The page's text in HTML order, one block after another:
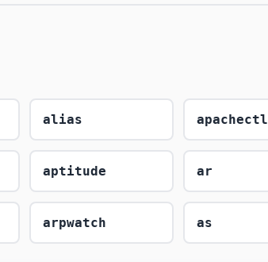
alias apachectl
aptitude ar
arpwatch as